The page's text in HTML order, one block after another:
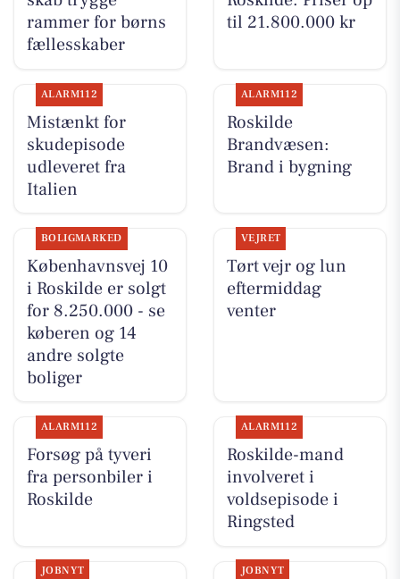
rammer for børns
fællesskaber
til 21.800.000 kr
ALARM112
Mistænkt for
skudepisode
udleveret fra
Italien
ALARM112
Roskilde
Brandvæsen:
Brand i bygning
BOLIGMARKED
Københavnsvej 10
i Roskilde er solgt
for 8.250.000 - se
køberen og 14
andre solgte
boliger
VEJRET
Tørt vejr og lun
eftermiddag
venter
ALARM112
Forsøg på tyveri
fra personbiler i
Roskilde
ALARM112
Roskilde-mand
involveret i
voldsepisode i
Ringsted
JOBNYT JOBNYT